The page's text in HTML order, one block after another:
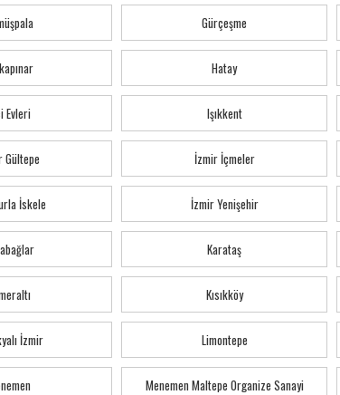
Gürçeşme
Hatay
Evleri Işıkkent
Gültepe İzmir İçmeler
İskele İzmir Yenişehir
Karataş
Kısıkköy
İzmir Limontepe
Menemen Maltepe Organize Sanayi